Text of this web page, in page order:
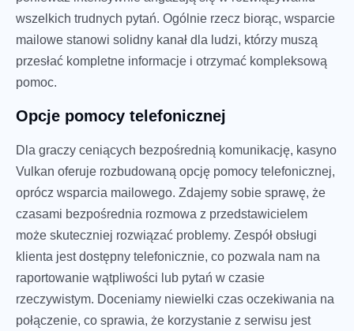
wszelkich trudnych pytań. Ogólnie rzecz biorąc, wsparcie
mailowe stanowi solidny kanał dla ludzi, którzy muszą
przesłać kompletne informacje i otrzymać kompleksową
pomoc.
Opcje pomocy telefonicznej
Dla graczy ceniących bezpośrednią komunikację, kasyno
Vulkan oferuje rozbudowaną opcję pomocy telefonicznej,
oprócz wsparcia mailowego. Zdajemy sobie sprawę, że
czasami bezpośrednia rozmowa z przedstawicielem
może skuteczniej rozwiązać problemy. Zespół obsługi
klienta jest dostępny telefonicznie, co pozwala nam na
raportowanie wątpliwości lub pytań w czasie
rzeczywistym. Doceniamy niewielki czas oczekiwania na
połączenie, co sprawia, że korzystanie z serwisu jest